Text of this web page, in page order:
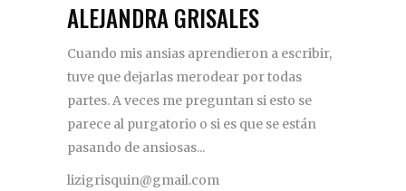
ALEJANDRA GRISALES
Cuando mis ansias aprendieron a escribir,
tuve que dejarlas merodear por todas
partes. A veces me preguntan si esto se
parece al purgatorio o si es que se están
pasando de ansiosas...
lizigrisquin@gmail.com